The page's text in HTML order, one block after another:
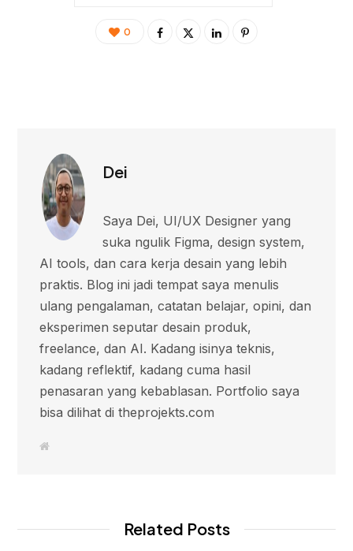
0
Dei
Saya Dei, UI/UX Designer yang
suka ngulik Figma, design system,
AI tools, dan cara kerja desain yang lebih
praktis. Blog ini jadi tempat saya menulis
ulang pengalaman, catatan belajar, opini, dan
eksperimen seputar desain produk,
freelance, dan AI. Kadang isinya teknis,
kadang reflektif, kadang cuma hasil
penasaran yang kebablasan. Portfolio saya
bisa dilihat di theprojekts.com
Related Posts